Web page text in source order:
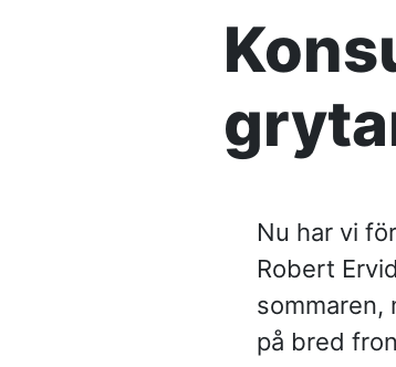
Startsida
Aktuellt
Frågor och
Referenser
Våra kunder
Nu har vi
Robert
sommaren,
på bred